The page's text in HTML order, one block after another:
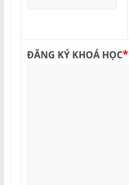
ĐĂNG KÝ KHOÁ HỌC*